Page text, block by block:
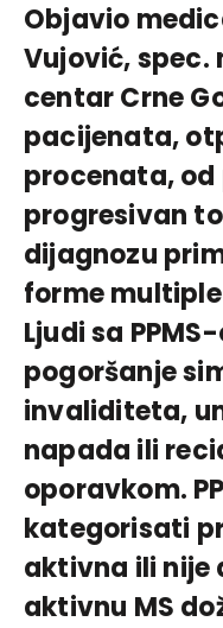
Objavio
Vujović, spec.
centar Crne
pacijenata,
procenata,
progresivan
dijagnozu
forme multiple
Ljudi sa
pogoršanje
invaliditeta,
napada ili
oporavkom.
kategorisati
aktivna ili nije
aktivnu MS